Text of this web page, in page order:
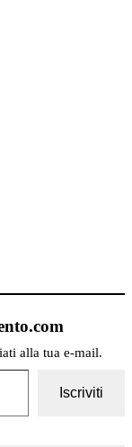
alla tua e-mail.
Iscriviti